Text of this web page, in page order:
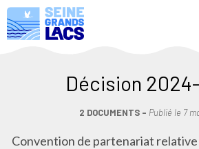
Décision
2 DOCUMENTS Publié le 7
Convention de partenariat relative